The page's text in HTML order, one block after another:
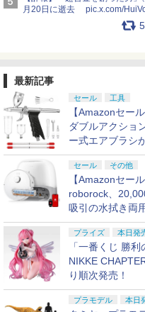
月20日に逝去
最新記事
セール 工具
【Amazonセー
ダブルアクショ
ー式エアブラシ
格で登場！
セール その他
【Amazonセール
roborock、
吸引の水拭き両
除機「Qrevo
がお買い得！
プライズ 本日発
「一番くじ 勝利
NIKKE
り順次発売！
プラモデル 本日